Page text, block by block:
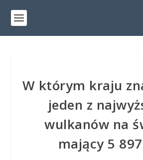
W którym kraju
jeden z
wulkanów na
mający 5